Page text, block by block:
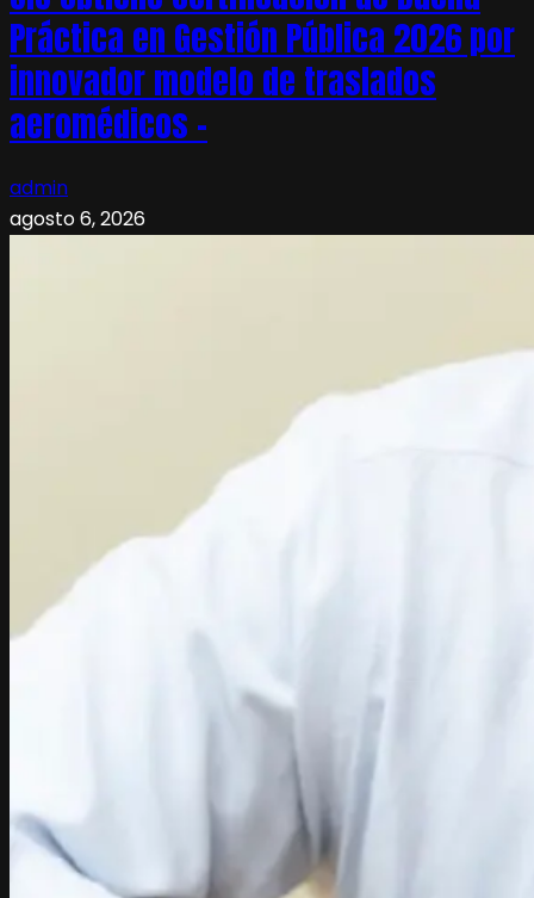
Práctica en Gestión Pública 2026 por
innovador modelo de traslados
aeromédicos –
admin
agosto 6, 2026